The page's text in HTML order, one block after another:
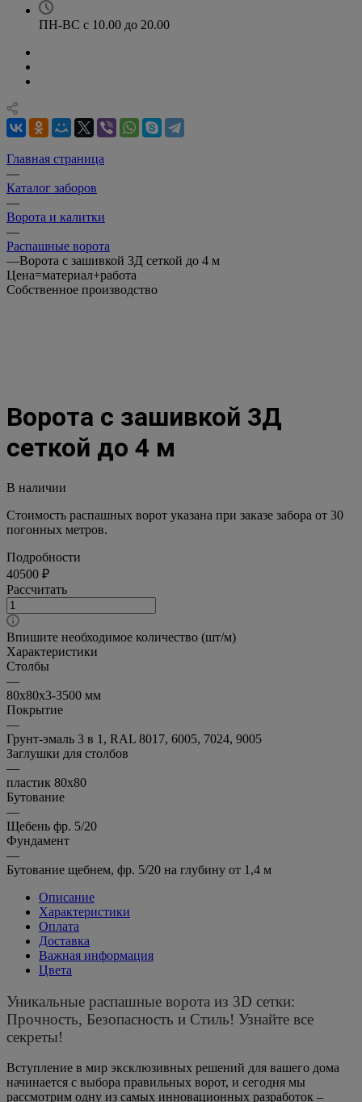
ПН-ВС с 10.00 до 20.00
Главная страница
—
Каталог заборов
—
Ворота и калитки
—
Распашные ворота
—Ворота с зашивкой 3Д сеткой до 4 м
Цена=материал+работа
Собственное производство
Ворота с зашивкой 3Д
сеткой до 4 м
В наличии
Стоимость распашных ворот указана при заказе забора от 30
погонных метров.
Подробности
40500 ₽
Рассчитать
Впишите необходимое количество (шт/м)
Характеристики
Столбы
—
80х80х3-3500 мм
Покрытие
—
Грунт-эмаль 3 в 1, RAL 8017, 6005, 7024, 9005
Заглушки для столбов
—
пластик 80х80
Бутование
—
Щебень фр. 5/20
Фундамент
—
Бутование щебнем, фр. 5/20 на глубину от 1,4 м
Описание
Характеристики
Оплата
Доставка
Важная информация
Цвета
Уникальные распашные ворота из 3D сетки:
Прочность, Безопасность и Стиль! Узнайте все
секреты!
Вступление в мир эксклюзивных решений для вашего дома
начинается с выбора правильных ворот, и сегодня мы
рассмотрим одну из самых инновационных разработок –